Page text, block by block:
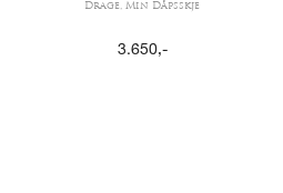
Drage, Min Dåpsskje
3.650,-